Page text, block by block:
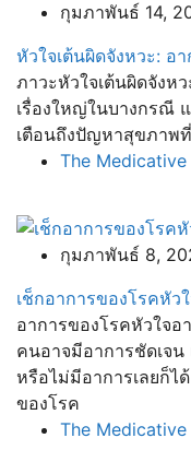
กุมภาพันธ์ 14,
หัวใจเต้นผิดจังหวะ: อ
ภาวะหัวใจเต้นผิดจังห
เรื่องใหญ่ในบางกรณี
เตือนถึงปัญหาสุขภาพ
The Medicative
กุมภาพันธ์ 8,
เช็กอาการของโรคหัว
อาการของโรคหัวใจ
คนอาจมีอาการชัดเจน
หรือไม่มีอาการเลยก็ไ
ของโรค
The Medicative